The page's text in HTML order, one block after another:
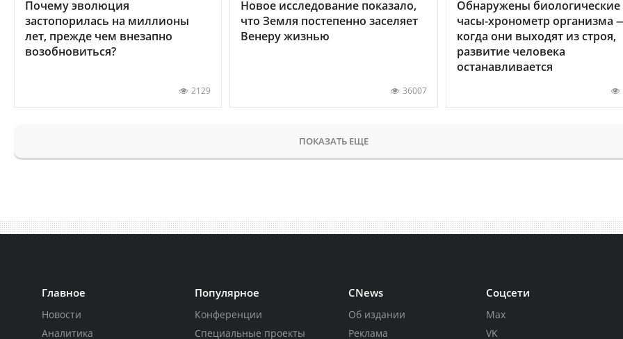
Почему эволюция
застопорилась на миллионы
лет, прежде чем внезапно
возобновиться?
2129
Новое исследование показало,
что Земля постепенно заселяет
Венеру жизнью
36007
Обнаружены биологические
часы-хронометр организма
когда они выходят из строя,
развитие человека
останавливается
ПОКАЗАТЬ ЕЩЕ
Главное
Новости
Аналитика
Популярное
Конференции
Специальные проекты
CNews
Об издании
Реклама
Соцсети
Max
VK